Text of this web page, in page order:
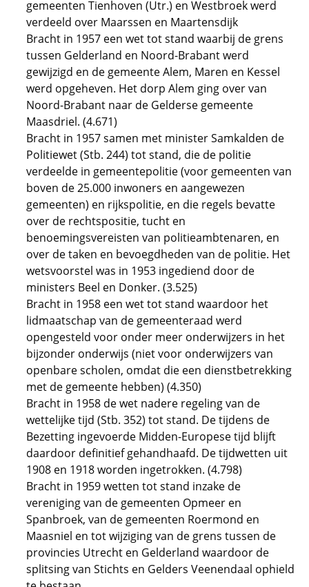
gemeenten Tienhoven (Utr.) en Westbroek werd
verdeeld over Maarssen en Maartensdijk
Bracht in 1957 een wet tot stand waarbij de grens
tussen Gelderland en Noord-Brabant werd
gewijzigd en de gemeente Alem, Maren en Kessel
werd opgeheven. Het dorp Alem ging over van
Noord-Brabant naar de Gelderse gemeente
Maasdriel. (4.671)
Bracht in 1957 samen met minister Samkalden de
Politiewet (Stb. 244) tot stand, die de politie
verdeelde in gemeentepolitie (voor gemeenten van
boven de 25.000 inwoners en aangewezen
gemeenten) en rijkspolitie, en die regels bevatte
over de rechtspositie, tucht en
benoemingsvereisten van politieambtenaren, en
over de taken en bevoegdheden van de politie. Het
wetsvoorstel was in 1953 ingediend door de
ministers Beel en Donker. (3.525)
Bracht in 1958 een wet tot stand waardoor het
lidmaatschap van de gemeenteraad werd
opengesteld voor onder meer onderwijzers in het
bijzonder onderwijs (niet voor onderwijzers van
openbare scholen, omdat die een dienstbetrekking
met de gemeente hebben) (4.350)
Bracht in 1958 de wet nadere regeling van de
wettelijke tijd (Stb. 352) tot stand. De tijdens de
Bezetting ingevoerde Midden-Europese tijd blijft
daardoor definitief gehandhaafd. De tijdwetten uit
1908 en 1918 worden ingetrokken. (4.798)
Bracht in 1959 wetten tot stand inzake de
vereniging van de gemeenten Opmeer en
Spanbroek, van de gemeenten Roermond en
Maasniel en tot wijziging van de grens tussen de
provincies Utrecht en Gelderland waardoor de
splitsing van Stichts en Gelders Veenendaal ophield